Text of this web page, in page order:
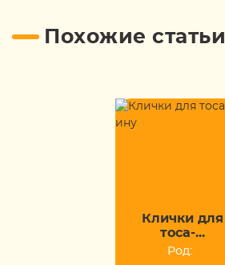
Похожие статьи
Клички для
тоса-...
Род: